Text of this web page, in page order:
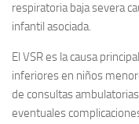
respiratoria baja severa
infantil asociada.
El VSR es la causa
inferiores en niños
de consultas
eventuales